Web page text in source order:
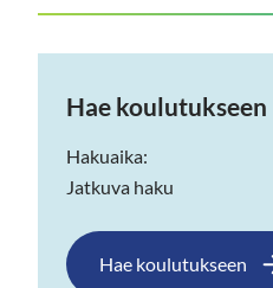
Hae koulutukseen
Hakuaika:
Jatkuva haku
Hae koulutukseen